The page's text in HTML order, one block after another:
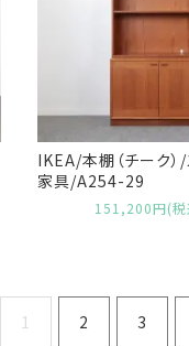
IKEA/本棚（チーク）
家具/A254-29
151,200円(
1 2 3